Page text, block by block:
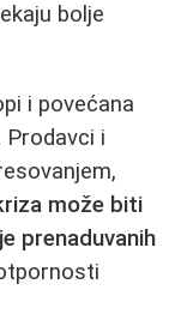
bolje
i povećana
i
može biti
prenaduvanih